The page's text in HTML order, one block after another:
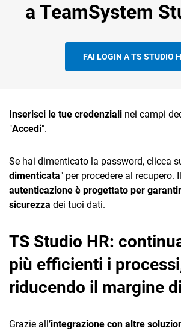
Ecommerce
Email Marketing
Fatturazione
Financial Solutions
TeamSystem Corporate
Welfare
Incentivi
Intelligence
Insight
a TeamSystem
FAI LOGIN A TS STUDIO
Inserisci le tue credenziali nei campi
"Accedi".
Se hai dimenticato la password, clicca
dimenticata" per procedere al recupero.
autenticazione è progettato per
sicurezza dei tuoi dati.
TS Studio HR:
più efficienti i
riducendo il margine
Grazie all’integrazione con altre